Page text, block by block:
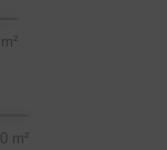
m²